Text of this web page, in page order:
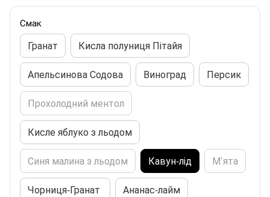
Смак
Гранат Кисла полуниця Пітайя
Апельсинова Содова Виноград Персик
Прохолодний ментол
Кисле яблуко з льодом
Синя малина з льодом Кавун-лід М’ята
Чорниця‑Гранат Ананас‑лайм